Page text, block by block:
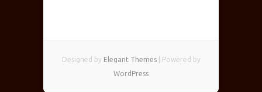
Designed by Elegant Themes| Powered by
WordPress